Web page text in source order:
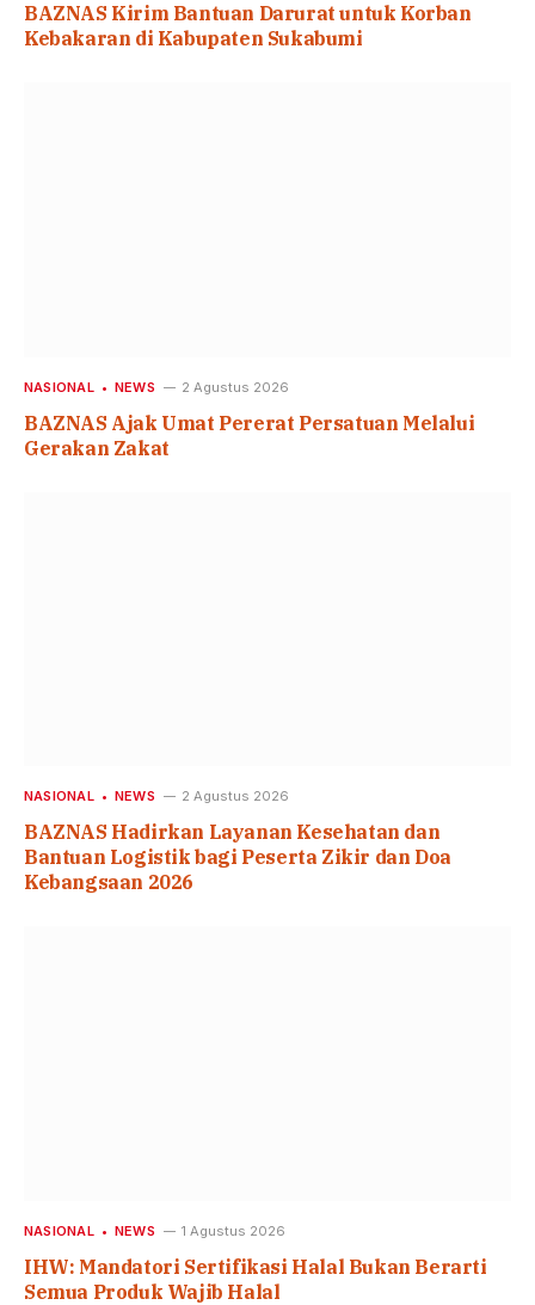
BAZNAS Kirim Bantuan Darurat untuk Korban
Kebakaran di Kabupaten Sukabumi
NASIONAL NEWS 2 Agustus 2026
BAZNAS Ajak Umat Pererat Persatuan Melalui
Gerakan Zakat
NASIONAL NEWS 2 Agustus 2026
BAZNAS Hadirkan Layanan Kesehatan dan
Bantuan Logistik bagi Peserta Zikir dan Doa
Kebangsaan 2026
NASIONAL NEWS 1 Agustus 2026
IHW: Mandatori Sertifikasi Halal Bukan Berarti
Semua Produk Wajib Halal